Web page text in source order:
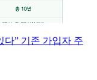
다” 기존 가입자 주